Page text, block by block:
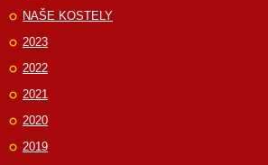
NAŠE KOSTELY
2023
2022
2021
2020
2019